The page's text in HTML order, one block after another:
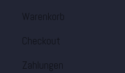
Warenkorb
Checkout
Zahlungen